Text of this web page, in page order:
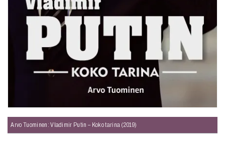
Arvo Tuominen: Vladimir Putin – Koko tarina (2019)